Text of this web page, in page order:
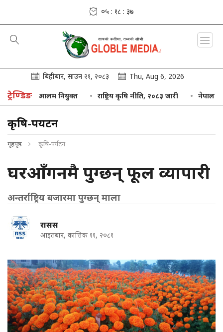
०५ : १८ : ३८
बिहीबार, साउन २१, २०८३ Thu, Aug 6, 2026
ट्रेण्डिङ
आलम नियुक्त राष्ट्रिय कृषि नीति, २०८३ जारी नेपाल बैंक ८५
कृषि-पर्यटन
गृहपृष्ठ कृषि-पर्यटन
घरआँगनमै पुग्छन् फूल व्यापारी
अन्तर्राष्ट्रिय बजारमा पुग्छन् माला
रासस
आइतबार, कात्तिक ११, २०८१